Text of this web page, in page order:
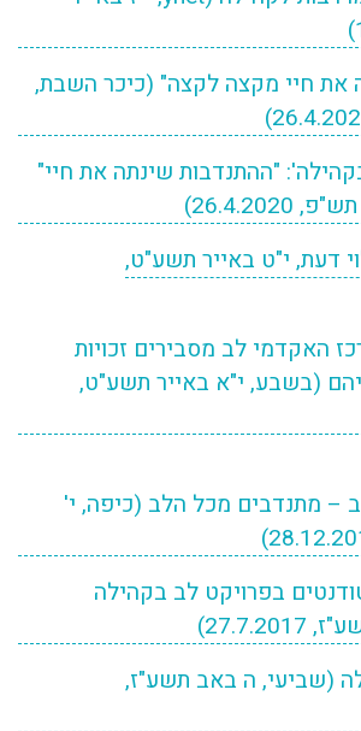
את חיי מקצה לקצה" (כיכר השבת,
"ההתנדבות שינתה את חיי"
דעת, י"ט באייר תשע"ט,
האקדמי לב מסבירים זכויות
(בשבע, י"א באייר תשע"ט,
– מתנדבים מכל הלב (כיפה, י'
בפרויקט לב בקהילה
(שביעי, ה באב תשע"ז,